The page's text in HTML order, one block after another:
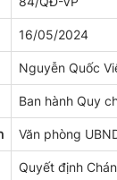
16/05/2024
Nguyễn Quốc
Ban hành Quy
Văn phòng
Quyết định